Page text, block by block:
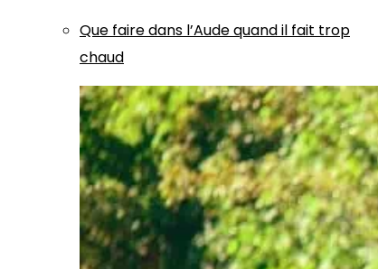
Que faire dans l’Aude quand il fait trop
chaud